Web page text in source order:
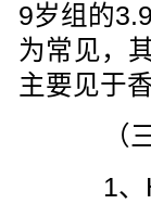
9岁组的
为常见，
主要见于
（三
1、